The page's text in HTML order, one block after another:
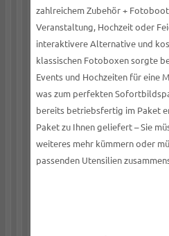
zahlreichem Zubehör +
Veranstaltung, Hochzeit oder
interaktivere Alternative und
klassischen Fotoboxen sorgte
Events und Hochzeiten für eine
was zum perfekten
bereits betriebsfertig im Paket
Paket zu Ihnen geliefert – Sie
weiteres mehr kümmern oder
passenden Utensilien